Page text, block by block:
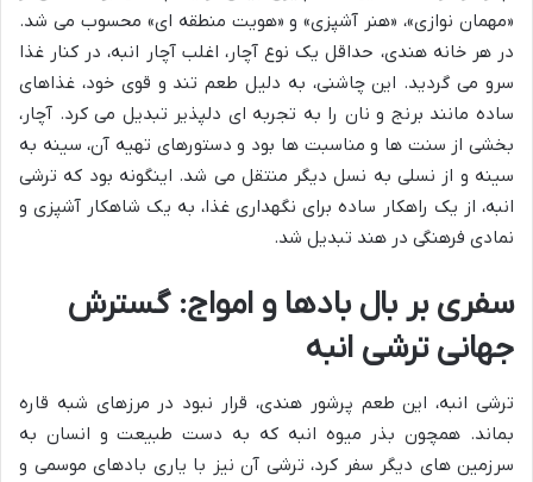
«مهمان نوازی»، «هنر آشپزی» و «هویت منطقه ای» محسوب می شد.
در هر خانه هندی، حداقل یک نوع آچار، اغلب آچار انبه، در کنار غذا
سرو می گردید. این چاشنی، به دلیل طعم تند و قوی خود، غذاهای
ساده مانند برنج و نان را به تجربه ای دلپذیر تبدیل می کرد. آچار،
بخشی از سنت ها و مناسبت ها بود و دستورهای تهیه آن، سینه به
سینه و از نسلی به نسل دیگر منتقل می شد. اینگونه بود که ترشی
انبه، از یک راهکار ساده برای نگهداری غذا، به یک شاهکار آشپزی و
نمادی فرهنگی در هند تبدیل شد.
سفری بر بال بادها و امواج: گسترش
جهانی ترشی انبه
ترشی انبه، این طعم پرشور هندی، قرار نبود در مرزهای شبه قاره
بماند. همچون بذر میوه انبه که به دست طبیعت و انسان به
سرزمین های دیگر سفر کرد، ترشی آن نیز با یاری بادهای موسمی و